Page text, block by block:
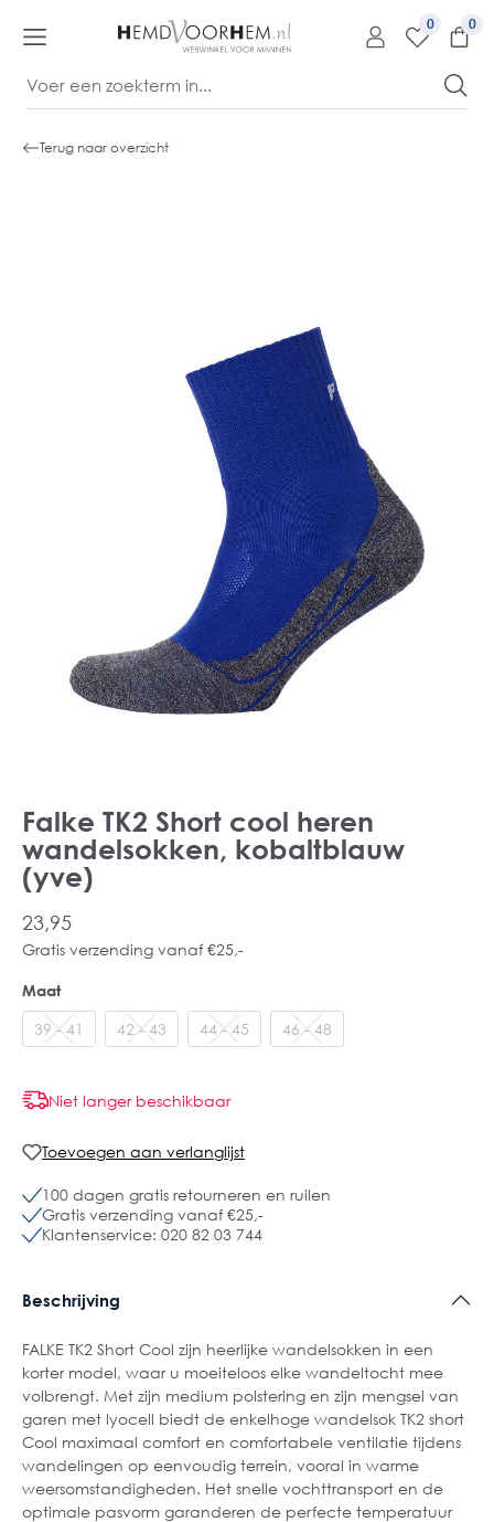
0
Terug naar overzicht
Falke TK2 Short cool heren
wandelsokken, kobaltblauw
(yve)
23,95
Gratis verzending vanaf €25,-
Maat
39 - 41 42 - 43 44 - 45 46 - 48
Niet langer beschikbaar
Toevoegen aan verlanglijst
100 dagen gratis retourneren en ruilen
Gratis verzending vanaf €25,-
Klantenservice: 020 82 03 744
Beschrijving
FALKE TK2 Short Cool zijn heerlijke wandelsokken in een
korter model, waar u moeiteloos elke wandeltocht mee
volbrengt. Met zijn medium polstering en zijn mengsel van
garen met lyocell biedt de enkelhoge wandelsok TK2 short
Cool maximaal comfort en comfortabele ventilatie tijdens
wandelingen op eenvoudig terrein, vooral in warme
weersomstandigheden. Het snelle vochttransport en de
optimale pasvorm garanderen de perfecte temperatuur